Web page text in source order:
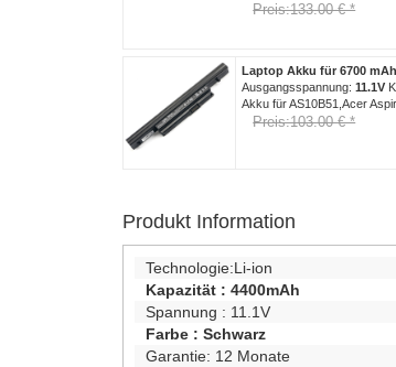
Preis:133.00 € *
Laptop Akku für 6700 mAh
Ausgangsspannung:11.1V
Akku für AS10B51,Acer
Preis:103.00 € *
Produkt Information
Technologie:Li-ion
Kapazität :4400mAh
Spannung : 11.1V
Farbe :Schwarz
Garantie: 12 Monate